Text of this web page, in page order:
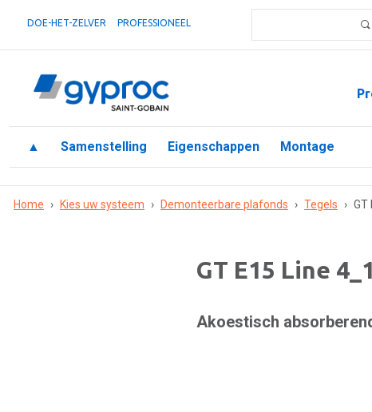
DOE-HET-ZELVER PROFESSIONEEL
▲ Samenstelling Eigenschappen Montage
Home › Kies uw systeem › Demonteerbare plafonds › Tegels › GT
GT E15 Line 4_1
Akoestisch